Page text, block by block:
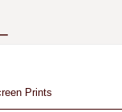
Prints